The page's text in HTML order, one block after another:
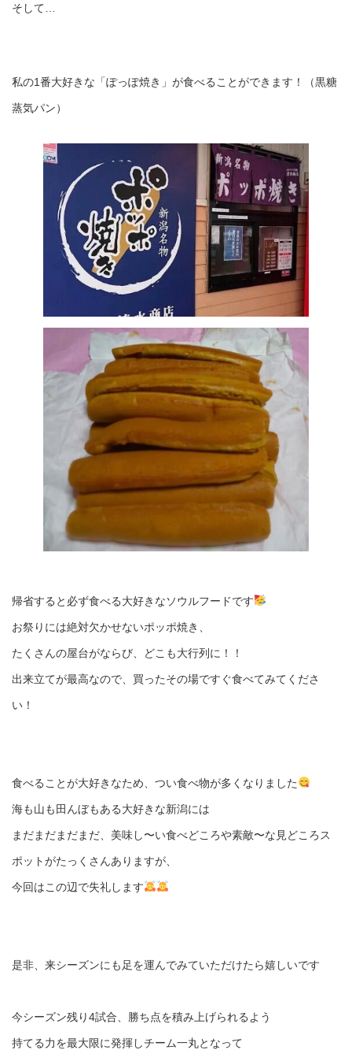
そして…
私の1番大好きな「ぽっぽ焼き」が食べることができます！（黒糖
蒸気パン）
帰省すると必ず食べる大好きなソウルフードです
お祭りには絶対欠かせないポッポ焼き、
たくさんの屋台がならび、どこも大行列に！！
出来立てが最高なので、買ったその場ですぐ食べてみてくださ
い！
食べることが大好きなため、つい食べ物が多くなりました
海も山も田んぼもある大好きな新潟には
まだまだまだまだ、美味し〜い食べどころや素敵〜な見どころス
ポットがたっくさんありますが、
今回はこの辺で失礼します
是非、来シーズンにも足を運んでみていただけたら嬉しいです
今シーズン残り4試合、勝ち点を積み上げられるよう
持てる力を最大限に発揮しチーム一丸となって